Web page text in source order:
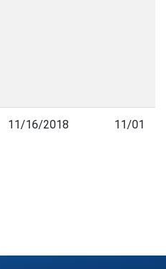
11/16/2018 11/01